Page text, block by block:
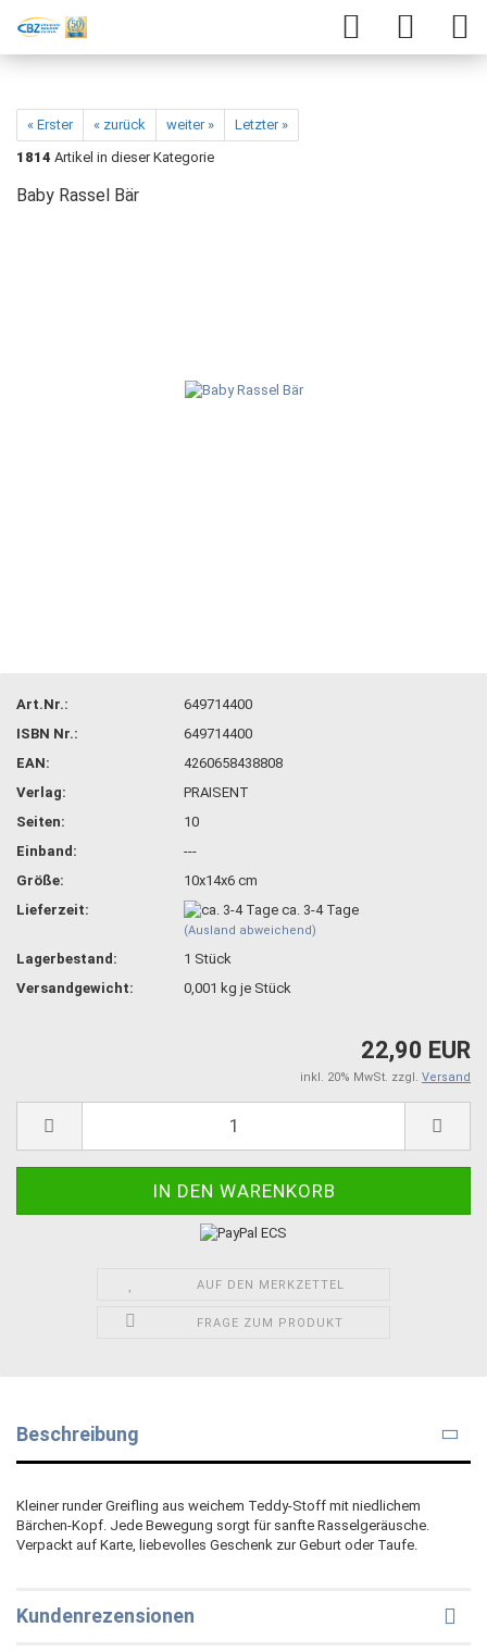
« Erster « zurück weiter »
Letzter »
1814 Artikel in dieser Kategorie
Baby Rassel Bär
Art.Nr.:
649714400
ISBN Nr.:
649714400
EAN:
4260658438808
Verlag:
PRAISENT
Seiten:
10
Einband:
---
Größe:
10x14x6 cm
Lieferzeit:
ca. 3-4 Tage
(Ausland abweichend)
Lagerbestand: 1 Stück
Versandgewicht:
0,001 kg je Stück
22,90 EUR
inkl. 20% MwSt. zzgl. Versand
AUF DEN MERKZETTEL
FRAGE ZUM PRODUKT
Beschreibung
Kleiner runder Greifling aus weichem Teddy-Stoff mit niedlichem
Bärchen-Kopf. Jede Bewegung sorgt für sanfte Rasselgeräusche.
Verpackt auf Karte, liebevolles Geschenk zur Geburt oder Taufe.
Kundenrezensionen